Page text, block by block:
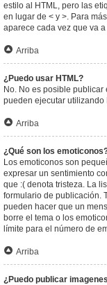
estilo al HTML, pero las
en lugar de < y >. Para
aparece cada vez que va
Arriba
¿Puedo usar HTML?
No. No es posible publicar
pueden ejecutar
Arriba
¿Qué son los
Los emoticonos son
expresar un sentimiento
que :( denota tristeza. La
formulario de publicación.
pueden hacer que un
borre el tema o los
límite para el número de
Arriba
¿Puedo publicar